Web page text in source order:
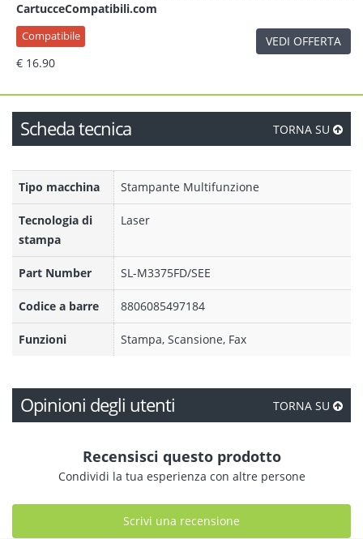
CartucceCompatibili.com
Compatibile
€ 16.90
VEDI OFFERTA
Scheda tecnica TORNA SU
Tipo macchina Stampante Multifunzione
Tecnologia di
stampa
Laser
Part Number SL-M3375FD/SEE
Codice a barre 8806085497184
Funzioni Stampa, Scansione, Fax
Opinioni degli utenti TORNA SU
Recensisci questo prodotto
Condividi la tua esperienza con altre persone
Scrivi una recensione